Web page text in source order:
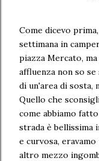
Come dicevo
settimana in
piazza Mercato,
affluenza non so
di un'area di sosta,
Quello che
come abbiamo
strada è bellissima
e curvosa,
altro mezzo